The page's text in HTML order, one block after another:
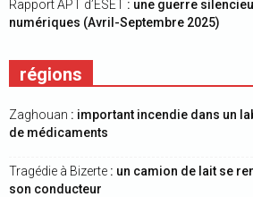
Rapport APT d’ESET : une guerre
numériques (Avril-Septembre 2025)
régions
Zaghouan : important incendie dans un
de médicaments
Tragédie à Bizerte : un camion de lait se
son conducteur